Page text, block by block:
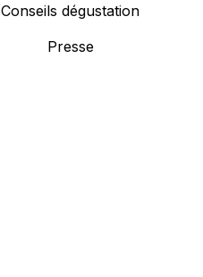
Conseils dégustation
Presse